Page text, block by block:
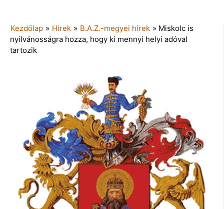
Kezdőlap » Hírek » B.A.Z.-megyei hírek » Miskolc is
nyilvánosságra hozza, hogy ki mennyi helyi adóval
tartozik